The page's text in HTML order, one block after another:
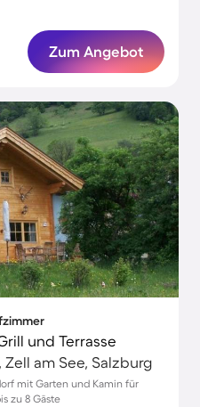
Zum Angebot
und Terrasse
am See, Salzburg
mit Garten und Kamin für
zu 8 Gäste